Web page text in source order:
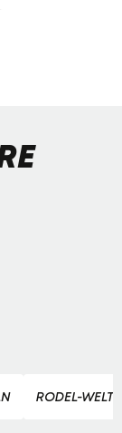
RODEL-